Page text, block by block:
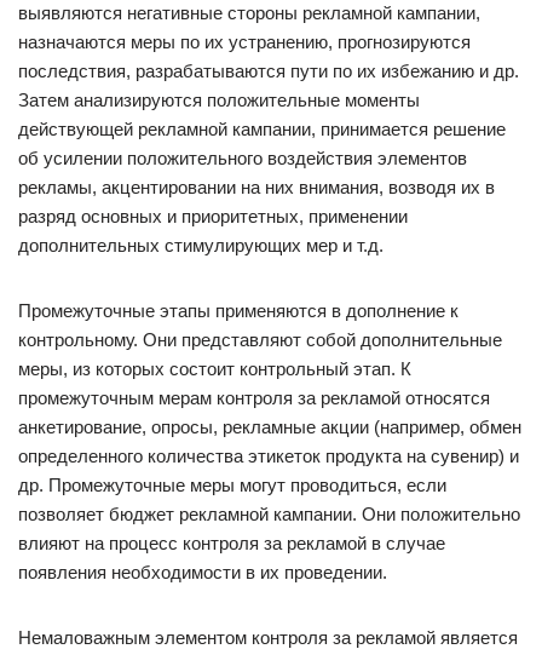
выявляются негативные стороны рекламной кампании,
назначаются меры по их устранению, прогнозируются
последствия, разрабатываются пути по их избежанию и др.
Затем анализируются положительные моменты
действующей рекламной кампании, принимается решение
об усилении положительного воздействия элементов
рекламы, акцентировании на них внимания, возводя их в
разряд основных и приоритетных, применении
дополнительных стимулирующих мер и т.д.
Промежуточные этапы применяются в дополнение к
контрольному. Они представляют собой дополнительные
меры, из которых состоит контрольный этап. К
промежуточным мерам контроля за рекламой относятся
анкетирование, опросы, рекламные акции (например, обмен
определенного количества этикеток продукта на сувенир) и
др. Промежуточные меры могут проводиться, если
позволяет бюджет рекламной кампании. Они положительно
влияют на процесс контроля за рекламой в случае
появления необходимости в их проведении.
Немаловажным элементом контроля за рекламой является